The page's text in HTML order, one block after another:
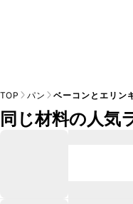
TOP パン ベーコンとエリン
同じ材料の人気